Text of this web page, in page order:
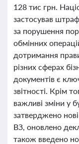
128 тис грн.
застосував
за порушення
обмінних
дотримання
різних сферах
документів є
звітності. Крім
важливі зміни у
затверджено
ВЗ, оновлено
також введено